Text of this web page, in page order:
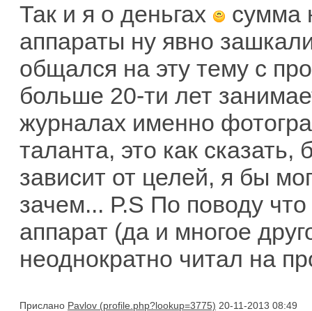
Так и я о деньгах
сумма
аппараты ну явно
общался на эту тему с
больше 20-ти лет
журналах именно
таланта, это как
зависит от целей, я бы
зачем... Р.S По поводу
аппарат (да и многое
неоднократно читал на
Прислано Pavlov 20-11-2013 08:49